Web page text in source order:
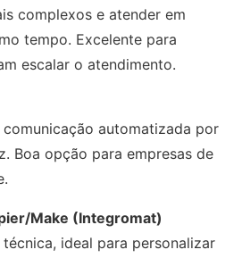
complexos e atender em
tempo. Excelente para
escalar o atendimento.
comunicação automatizada por
Boa opção para empresas de
Make (Integromat)
ideal para personalizar